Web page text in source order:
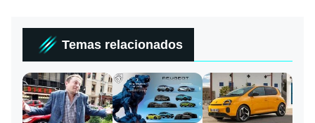
Temas relacionados